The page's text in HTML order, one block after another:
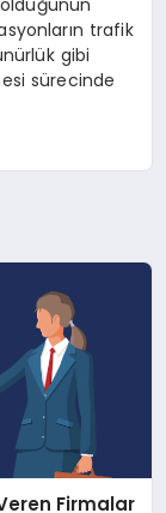
trafik
gibi
sürecinde
Firmalar